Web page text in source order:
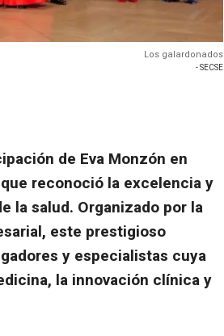
Los galardonados
- SECSE
de Eva Monzón en
reconoció la excelencia y
la salud. Organizado por la
este prestigioso
y especialistas cuya
la innovación clínica y